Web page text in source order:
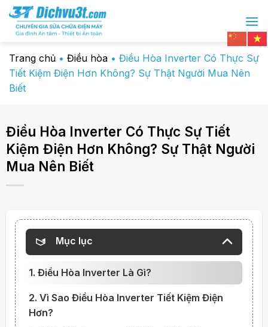
Chuyển
đến
dung
Trang chủ • Điều hòa • Điều Hòa Inverter Có Thực Sự
Tiết Kiệm Điện Hơn Không? Sự Thật Người Mua Nên
Biết
Điều Hòa Inverter Có Thực Sự Tiết
Kiệm Điện Hơn Không? Sự Thật Người
Mua Nên Biết
Mục lục
1. Điều Hòa Inverter Là Gì?
2. Vì Sao Điều Hòa Inverter Tiết Kiệm Điện
Hơn?